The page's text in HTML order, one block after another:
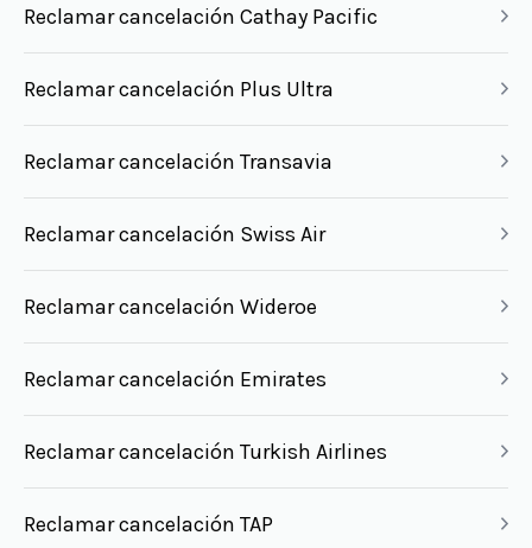
Reclamar cancelación Cathay Pacific
Reclamar cancelación Plus Ultra
Reclamar cancelación Transavia
Reclamar cancelación Swiss Air
Reclamar cancelación Wideroe
Reclamar cancelación Emirates
Reclamar cancelación Turkish Airlines
Reclamar cancelación TAP